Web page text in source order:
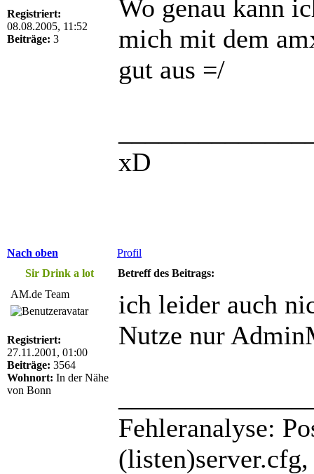
Registriert:
08.08.2005, 11:52
Beiträge: 3
Wo genau kann
mich mit dem
gut aus =/
xD
Nach oben
Profil
Sir Drink a lot
Betreff des Beitrags:
AM.de Team
Registriert:
27.11.2001, 01:00
Beiträge: 3564
Wohnort: In der Nähe
von Bonn
ich leider auch
Nutze nur
Fehleranalyse: